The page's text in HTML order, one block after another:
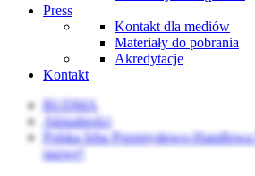
Press
Kontakt dla mediów
Materiały do pobrania
Akredytacje
Kontakt
BUDMA
Aktualności
Polska Izba Przemysłowo-
nazwę!